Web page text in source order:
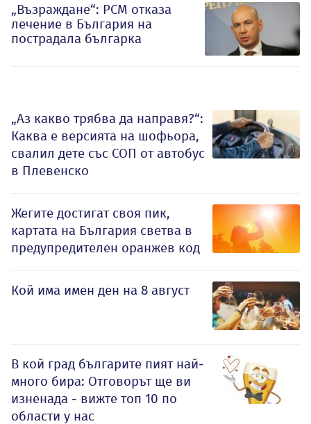
„Възраждане“: РСМ отказа
лечение в България на
пострадала българка
„Аз какво трябва да направя?“:
Каква е версията на шофьора,
свалил дете със СОП от автобус
в Плевенско
Жегите достигат своя пик,
картата на България светва в
предупредителен оранжев код
Кой има имен ден на 8 август
В кой град българите пият най-
много бира: Отговорът ще ви
изненада - вижте топ 10 по
области у нас